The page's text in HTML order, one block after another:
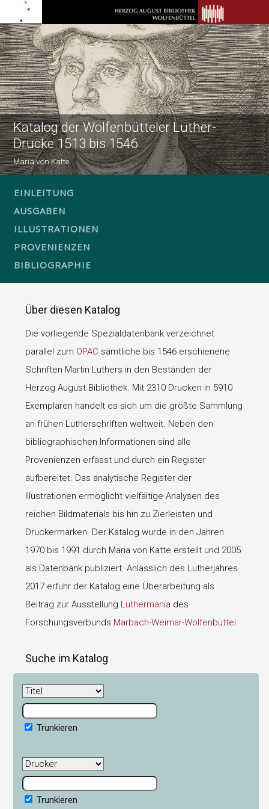
Katalog der Wolfenbütteler Luther-
Drucke 1513 bis 1546
Maria von Katte
EINLEITUNG
AUSGABEN
ILLUSTRATIONEN
PROVENIENZEN
BIBLIOGRAPHIE
Über diesen Katalog
Die vorliegende Spezialdatenbank verzeichnet
parallel zum OPAC sämtliche bis 1546 erschienene
Schriften Martin Luthers in den Beständen der
Herzog August Bibliothek. Mit 2310 Drucken in 5910
Exemplaren handelt es sich um die größte Sammlung
an frühen Lutherschriften weltweit. Neben den
bibliographischen Informationen sind alle
Provenienzen erfasst und durch ein Register
aufbereitet. Das analytische Register der
Illustrationen ermöglicht vielfältige Analysen des
reichen Bildmaterials bis hin zu Zierleisten und
Druckermarken. Der Katalog wurde in den Jahren
1970 bis 1991 durch Maria von Katte erstellt und 2005
als Datenbank publiziert. Anlässlich des Lutherjahres
2017 erfuhr der Katalog eine Überarbeitung als
Beitrag zur Ausstellung Luthermania des
Forschungsverbunds Marbach-Weimar-Wolfenbüttel.
Suche im Katalog
Trunkieren
Trunkieren